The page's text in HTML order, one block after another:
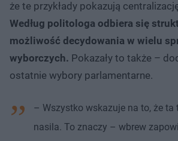
że te przykłady pokazują
Według politologa odbiera się
możliwość decydowania w wielu
wyborczych. Pokazały to także –
ostatnie wybory parlamentarne.
– Wszystko wskazuje na to, że ta
nasila. To znaczy – wbrew